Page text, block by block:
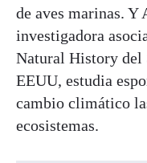
de aves marinas. Y
investigadora
Natural History del
EEUU, estudia
cambio climático
ecosistemas.